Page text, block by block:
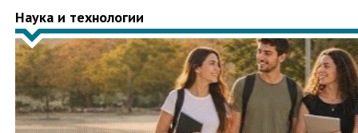
Наука и технологии